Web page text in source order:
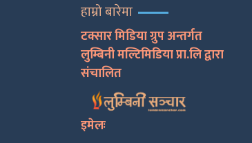
हाम्रो बारेमा
टक्सार मिडिया ग्रुप अन्तर्गत
लुम्बिनी मल्टिमिडिया प्रा.लि द्वारा
संचालित
इमेलः